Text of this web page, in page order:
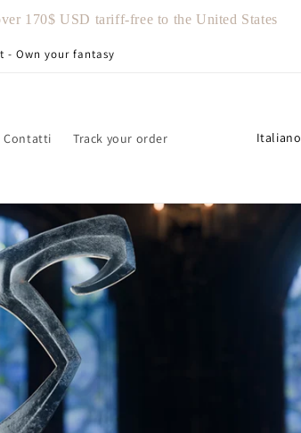
170$ USD tariff-free to the United States
- Own your fantasy
Contatti Track your order Italiano